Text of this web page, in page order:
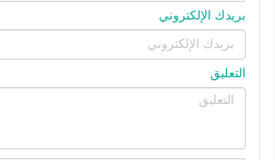
بريدك الإلكتروني
التعليق